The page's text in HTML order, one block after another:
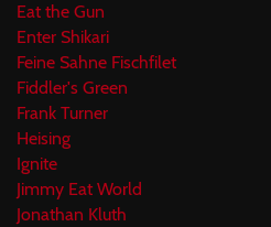
Eat the Gun
Enter Shikari
Feine Sahne Fischfilet
Fiddler's Green
Frank Turner
Heising
Ignite
Jimmy Eat World
Jonathan Kluth